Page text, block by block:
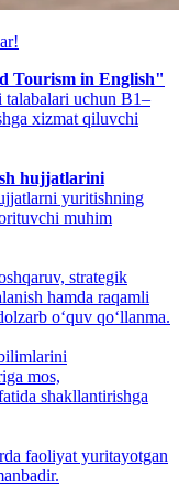
Tourism in English"
uchun B1–
xizmat qiluvchi
hujjatlarini
yuritishning
muhim
strategik
hamda raqamli
o‘quv qo‘llanma.
mos,
shakllantirishga
faoliyat yuritayotgan